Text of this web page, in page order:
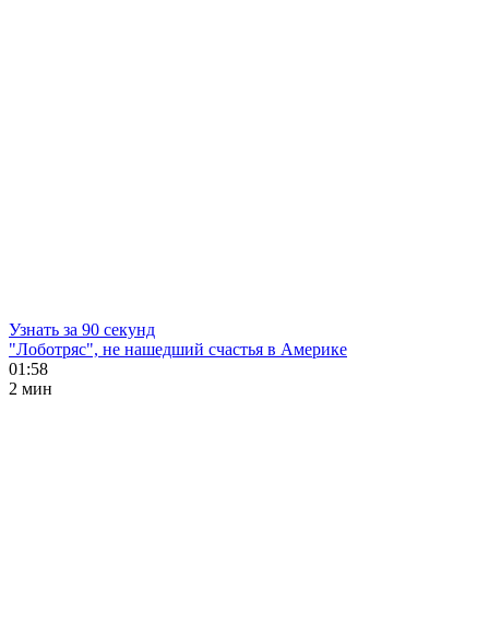
Узнать за 90 секунд
"Лоботряс", не нашедший счастья в Америке
01:58
2 мин